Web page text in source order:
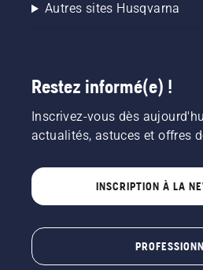
Autres sites Husqvarna
Restez informé(e) !
Inscrivez-vous dès
actualités, astuces et offres
INSCRIPTION À LA